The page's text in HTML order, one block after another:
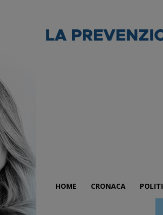
HOME CRONACA